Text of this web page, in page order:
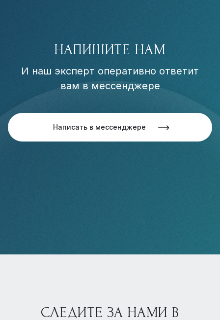
НАПИШИТЕ НАМ
И наш эксперт оперативно ответит
вам в мессенджере
Написать в мессенджере
СЛЕДИТЕ ЗА НАМИ В